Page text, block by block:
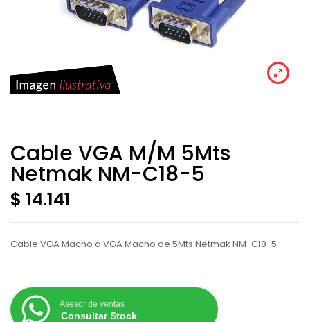
Cable VGA M/M 5Mts
Netmak NM-C18-5
$ 14.141
Cable VGA Macho a VGA Macho de 5Mts Netmak NM-C18-5
Asesor de ventas
Consultar Stock